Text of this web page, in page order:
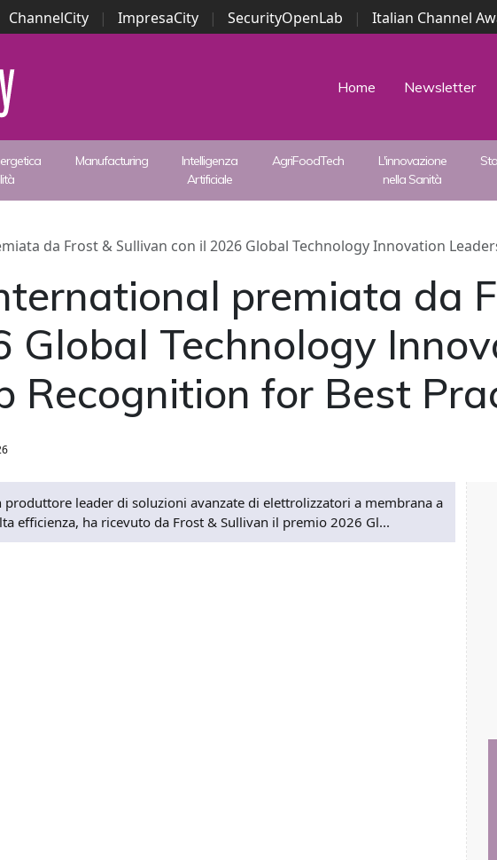
ChannelCity | ImpresaCity | SecurityOpenLab | Italian Channel
Security Awards | ...
Home Newsletter
Manufacturing
Intelligenza
Artificiale
AgriFoodTech
L'innovazione
nella Sanità
da Frost & Sullivan con il 2026 Global Technology Innovation
premiata da
Global Technology
Recognition for Best
leader di soluzioni avanzate di elettrolizzatori a membrana a
efficienza, ha ricevuto da Frost & Sullivan il premio 2026 Gl...